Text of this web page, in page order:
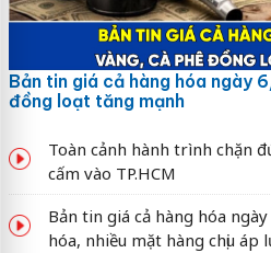
Bản tin giá cả hàng hóa ngày
đồng loạt tăng mạnh
Toàn cảnh hành trình chặn
cấm vào TP.HCM
Bản tin giá cả hàng hóa
hóa, nhiều mặt hàng chịu áp